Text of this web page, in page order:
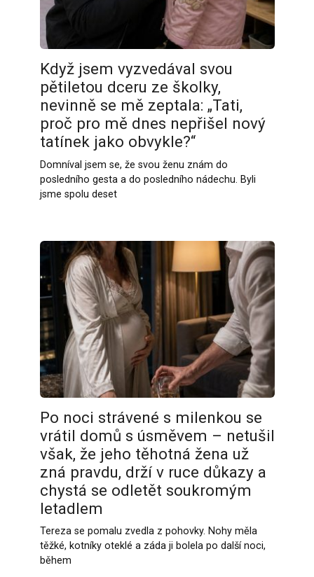
Když jsem vyzvedával svou
pětiletou dceru ze školky,
nevinně se mě zeptala: „Tati,
proč pro mě dnes nepřišel nový
tatínek jako obvykle?“
Domníval jsem se, že svou ženu znám do
posledního gesta a do posledního nádechu. Byli
jsme spolu deset
Po noci strávené s milenkou se
vrátil domů s úsměvem – netušil
však, že jeho těhotná žena už
zná pravdu, drží v ruce důkazy a
chystá se odletět soukromým
letadlem
Tereza se pomalu zvedla z pohovky. Nohy měla
těžké, kotníky oteklé a záda ji bolela po další noci,
během